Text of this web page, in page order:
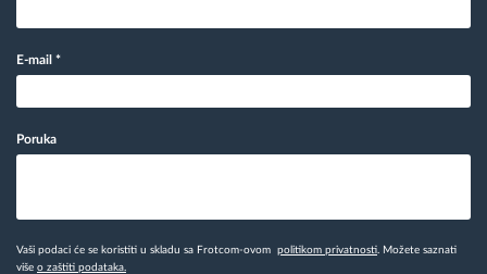
E-mail *
Poruka
Vaši podaci će se koristiti u skladu sa Frotcom-ovom politikom privatnosti . Možete saznati
više o zaštiti podataka.